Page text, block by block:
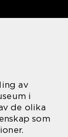
av
i
de olika
som